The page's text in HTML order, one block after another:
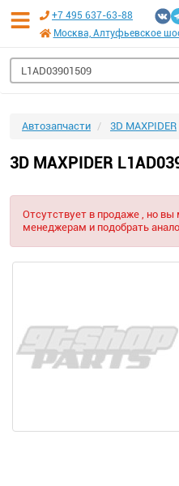
+7 495 637-63-88
Москва, Алтуфьевское
Автозапчасти 3D MAXPIDER
3D MAXPIDER
Отсутствует в продаже , но
менеджерам и подобрать